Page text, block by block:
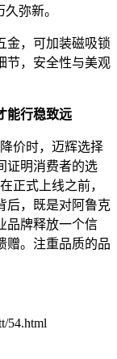
弥新。
金，可加装磁吸锁
节，安全性与美观
能行稳致远
价时，迈辉选择
证明消费者的选
正式上线之前，
后，既是对阿鲁克
品牌释放一个信
赠。注重品质的品
54.html